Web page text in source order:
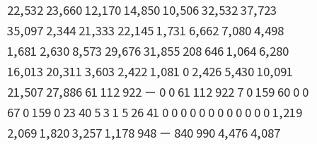
22,532 23,660 12,170 14,850 10,506 32,532 37,723
35,097 2,344 21,333 22,145 1,731 6,662 7,080 4,498
1,681 2,630 8,573 29,676 31,855 208 646 1,064 6,280
16,013 20,311 3,603 2,422 1,081 0 2,426 5,430 10,091
21,507 27,886 61 112 922 ー 0 0 61 112 922 7 0 159 60 0 0
67 0 159 0 23 40 5 3 1 5 26 41 0 0 0 0 0 0 0 0 0 0 0 0 1,219
2,069 1,820 3,257 1,178 948 ー 840 990 4,476 4,087